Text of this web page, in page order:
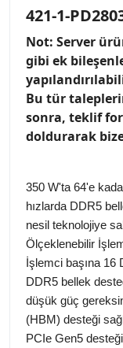
421-1-
Not: Server
gibi ek
Bu tür
sonra, teklif
doldurarak
350 W'ta 64'e
hızlarda DDR5
nesil teknolojiye
Ölçeklenebilir
İşlemci başına
DDR5 bellek
düşük güç
(HBM) desteği
PCIe Gen5